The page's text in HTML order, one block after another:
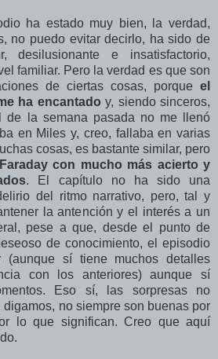
ha estado muy bien, la verdad,
no puedo evitar decirlo, ha sido de
desilusionante e insatisfactorio,
familiar. Pero la verdad es que son
de ciertas cosas, porque el
ha encantado y, siendo sinceros,
de la semana pasada no me llenó
en Miles y, creo, fallaba en varias
cosas, es bastante similar, pero
con mucho más acierto y
. El capítulo no ha sido una
del ritmo narrativo, pero, tal y
la antención y el interés a un
pese a que, desde el punto de
de conocimiento, el episodio
(aunque sí tiene muchos detalles
con los anteriores) aunque sí
Eso sí, las sorpresas no
no siempre son buenas por
lo que significan. Creo que aquí